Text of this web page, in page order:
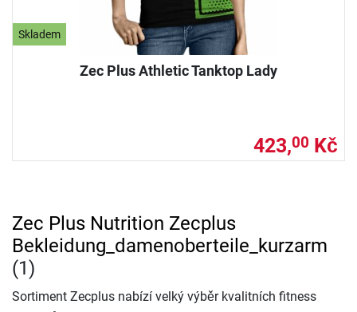
Skladem
Zec Plus Athletic Tanktop Lady
423,00 Kč
Zec Plus Nutrition Zecplus
Bekleidung_damenoberteile_kurzarm
(1)
Sortiment Zecplus nabízí velký výběr kvalitních fitness